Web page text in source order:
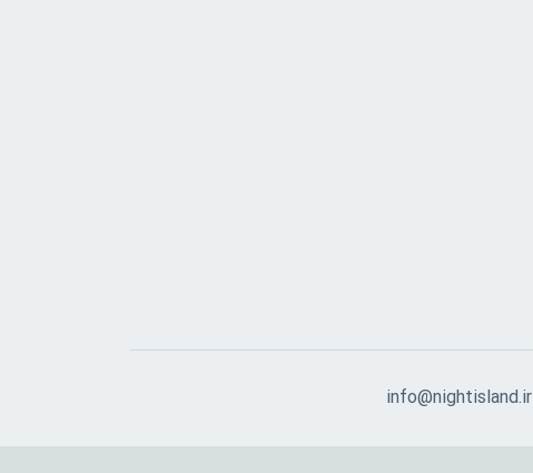
info@nightisland.ir